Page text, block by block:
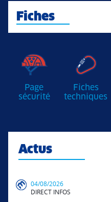
Fiches
Page
sécurité
Fiches
techniques
Actus
04/08/2026
DIRECT INFOS